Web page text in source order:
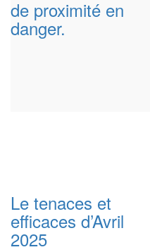
de proximité en
danger.
Le tenaces et
efficaces d’Avril
2025